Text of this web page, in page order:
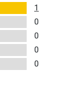
1
0
0
0
0